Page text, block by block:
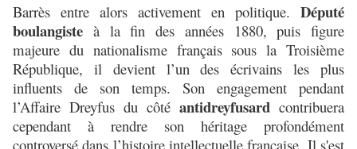
Barrès entre alors activement en politique. Député
boulangiste à la fin des années 1880, puis figure
majeure du nationalisme français sous la Troisième
République, il devient l’un des écrivains les plus
influents de son temps. Son engagement pendant
l’Affaire Dreyfus du côté antidreyfusard contribuera
cependant à rendre son héritage profondément
controversé dans l’histoire intellectuelle française. Il s'est